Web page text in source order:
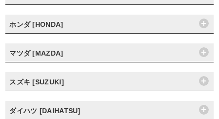
ホンダ [HONDA]
マツダ [MAZDA]
スズキ [SUZUKI]
ダイハツ [DAIHATSU]